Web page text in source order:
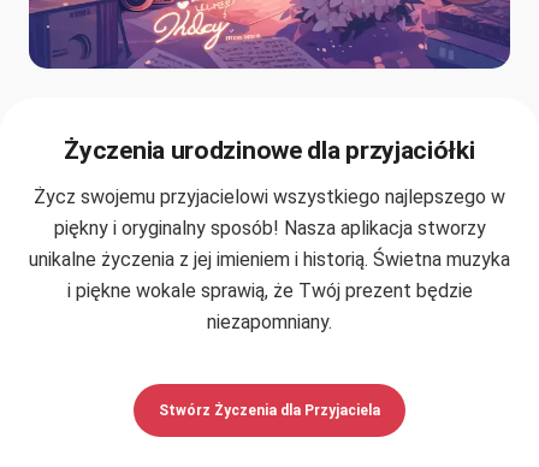
Życzenia urodzinowe dla przyjaciółki
Życz swojemu przyjacielowi wszystkiego najlepszego w
piękny i oryginalny sposób! Nasza aplikacja stworzy
unikalne życzenia z jej imieniem i historią. Świetna muzyka
i piękne wokale sprawią, że Twój prezent będzie
niezapomniany.
Stwórz Życzenia dla Przyjaciela